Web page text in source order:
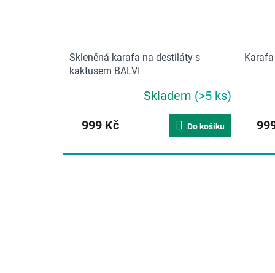
Skleněná karafa na destiláty s
kaktusem BALVI
Skladem (>5 ks)
999 Kč
Do košíku